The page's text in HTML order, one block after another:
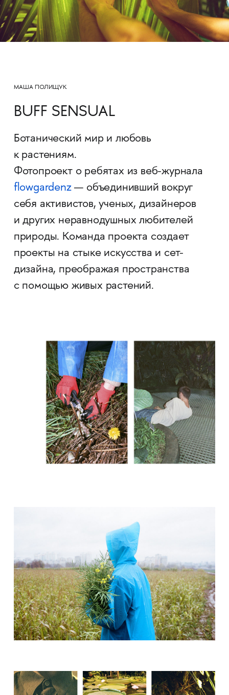
МАША ПОЛИЩУК
BUFF SENSUAL
Ботанический мир и любовь
к растениям.
Фотопроект о ребятах из веб-журнала
flowgardenz— объединивший вокруг
себя активистов, ученых, дизайнеров
и других неравнодушных любителей
природы. Команда проекта создает
проекты на стыке искусства и сет-
дизайна, преображая пространства
с помощью живых растений.